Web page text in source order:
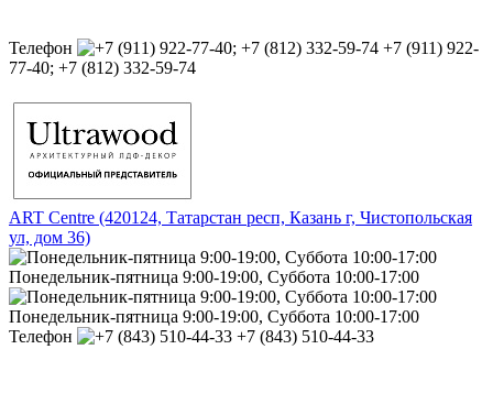
Телефон
+7 (911) 922-
77-40; +7 (812) 332-59-74
ART Centre (420124, Татарстан респ, Казань г, Чистопольская
ул, дом 36)
Понедельник-пятница 9:00-19:00, Суббота 10:00-17:00
Понедельник-пятница 9:00-19:00, Суббота 10:00-17:00
Телефон
+7 (843) 510-44-33